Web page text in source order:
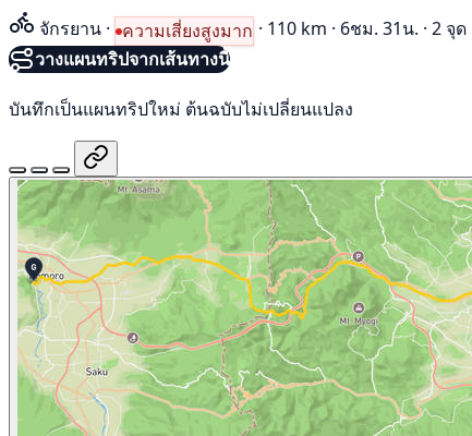
จักรยาน · ความเสี่ยงสูงมาก · 110 km · 6ชม. 31น. · 2 จุด
วางแผนทริปจากเส้นทางนี้
บันทึกเป็นแผนทริปใหม่ ต้นฉบับไม่เปลี่ยนแปลง